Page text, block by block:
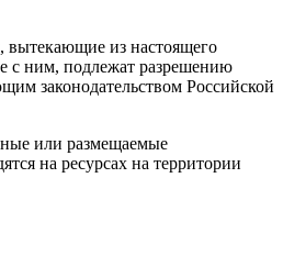
из настоящего
с ним, подлежат разрешению
законодательством Российской
или размещаемые
на ресурсах на территории